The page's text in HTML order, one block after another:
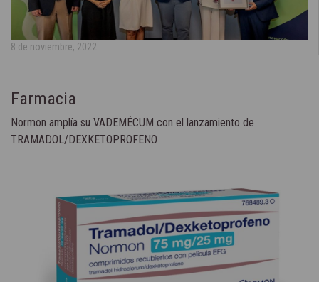
8 de noviembre, 2022
Farmacia
Normon amplía su VADEMÉCUM con el lanzamiento de
TRAMADOL/DEXKETOPROFENO